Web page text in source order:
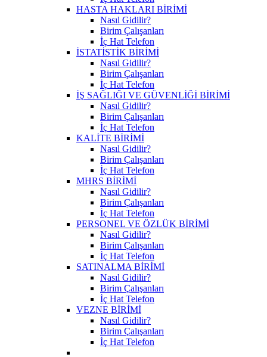
HASTA HAKLARI BİRİMİ
Nasıl Gidilir?
Birim Çalışanları
İç Hat Telefon
İSTATİSTİK BİRİMİ
Nasıl Gidilir?
Birim Çalışanları
İç Hat Telefon
İŞ SAĞLIĞI VE GÜVENLİĞİ BİRİMİ
Nasıl Gidilir?
Birim Çalışanları
İç Hat Telefon
KALİTE BİRİMİ
Nasıl Gidilir?
Birim Çalışanları
İç Hat Telefon
MHRS BİRİMİ
Nasıl Gidilir?
Birim Çalışanları
İç Hat Telefon
PERSONEL VE ÖZLÜK BİRİMİ
Nasıl Gidilir?
Birim Çalışanları
İç Hat Telefon
SATINALMA BİRİMİ
Nasıl Gidilir?
Birim Çalışanları
İç Hat Telefon
VEZNE BİRİMİ
Nasıl Gidilir?
Birim Çalışanları
İç Hat Telefon